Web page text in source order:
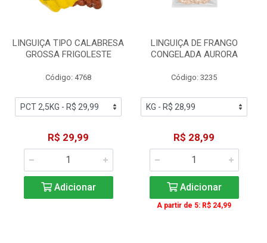
LINGUIÇA TIPO CALABRESA
GROSSA FRIGOLESTE
Código: 4768
R$ 29,99
Adicionar
LINGUIÇA DE FRANGO
CONGELADA AURORA
Código: 3235
R$ 28,99
Adicionar
A partir de 5: R$ 24,99